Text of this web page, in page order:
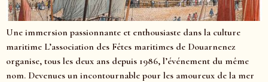
Une immersion passionnante et enthousiaste dans la culture
maritime L’association des Fêtes maritimes de Douarnenez
organise, tous les deux ans depuis 1986, l’événement du même
nom. Devenues un incontournable pour les amoureux de la mer